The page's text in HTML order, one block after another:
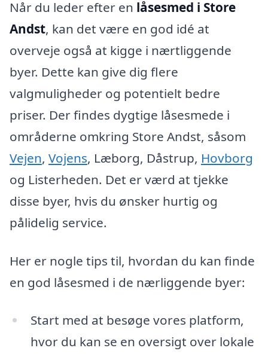
Når du leder efter en låsesmed i Store
Andst, kan det være en god idé at
overveje også at kigge i nærtliggende
byer. Dette kan give dig flere
valgmuligheder og potentielt bedre
priser. Der findes dygtige låsesmede i
områderne omkring Store Andst, såsom
Vejen, Vojens, Læborg, Dåstrup, Hovborg
og Listerheden. Det er værd at tjekke
disse byer, hvis du ønsker hurtig og
pålidelig service.
Her er nogle tips til, hvordan du kan finde
en god låsesmed i de nærliggende byer:
Start med at besøge vores platform,
hvor du kan se en oversigt over lokale